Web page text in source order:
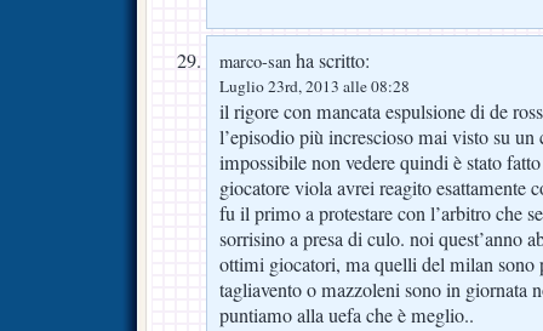
marco-san ha scritto:
Luglio 23rd, 2013 alle 08:28
il rigore con mancata espulsione di de
l’episodio più increscioso mai visto su
impossibile non vedere quindi è stato
giocatore viola avrei reagito esattamente
fu il primo a protestare con l’arbitro che
sorrisino a presa di culo. noi quest’anno
ottimi giocatori, ma quelli del milan sono
tagliavento o mazzoleni sono in giornata
puntiamo alla uefa che è meglio..